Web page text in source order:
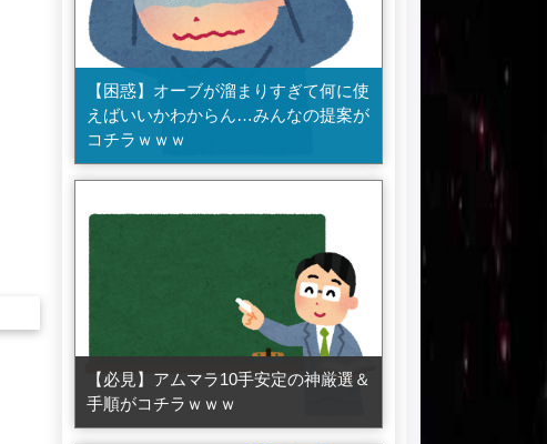
【困惑】オーブが溜まりすぎて何に使
えばいいかわからん…みんなの提案が
コチラｗｗｗ
【必見】アムマラ10手安定の神厳選＆
手順がコチラｗｗｗ